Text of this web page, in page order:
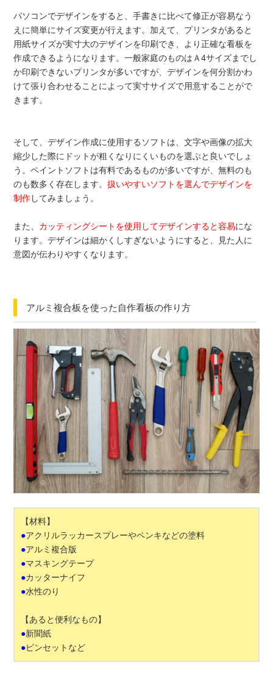
パソコンでデザインをすると、手書きに比べて修正が容易なう
えに簡単にサイズ変更が行えます。加えて、プリンタがあると
用紙サイズが実寸大のデザインを印刷でき、より正確な看板を
作成できるようになります。一般家庭のものはＡ4サイズまでし
か印刷できないプリンタが多いですが、デザインを何分割かわ
けて張り合わせることによって実寸サイズで用意することがで
きます。
そして、デザイン作成に使用するソフトは、文字や画像の拡大
縮少した際にドットが粗くなりにくいものを選ぶと良いでしょ
う。ペイントソフトは有料であるものが多いですが、無料のも
のも数多く存在します。 扱いやすいソフトを選んでデザインを
制作してみましょう。
また、 カッティングシートを使用してデザインすると容易にな
ります。デザインは細かくしすぎないようにすると、見た人に
意図が伝わりやすくなります。
アルミ複合板を使った自作看板の作り方
【材料】
●アクリルラッカースプレーやペンキなどの塗料
●アルミ複合版
●マスキングテープ
●カッターナイフ
●水性のり
【あると便利なもの】
●新聞紙
●ピンセットなど